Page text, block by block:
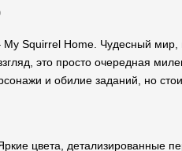
Squirrel Home. Чудесный мир,
это просто очередная
и обилие заданий, но
цвета, детализированные